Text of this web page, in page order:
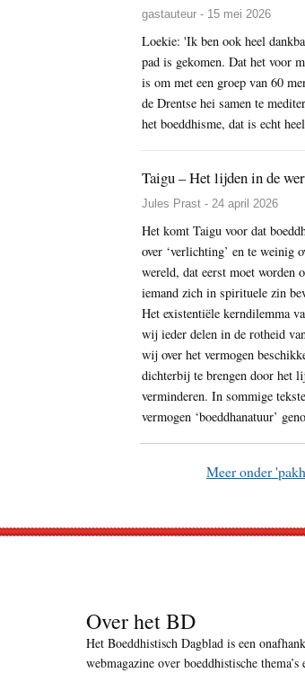
gastauteur - 15 mei 2026
Loekie: 'Ik ben ook heel
pad is gekomen. Dat het voor
is om met een groep van 60
de Drentse hei samen te
het boeddhisme, dat is echt
Taigu – Het lijden in de
Jules Prast - 24 april 2026
Het komt Taigu voor dat
over ‘verlichting’ en te weinig
wereld, dat eerst moet worden
iemand zich in spirituele zin
Het existentiële kerndilemma
wij ieder delen in de rotheid
wij over het vermogen
dichterbij te brengen door het
verminderen. In sommige
vermogen ‘boeddhanatuur’
Meer onder
Over het BD
Het Boeddhistisch Dagblad is een
webmagazine over boeddhistische